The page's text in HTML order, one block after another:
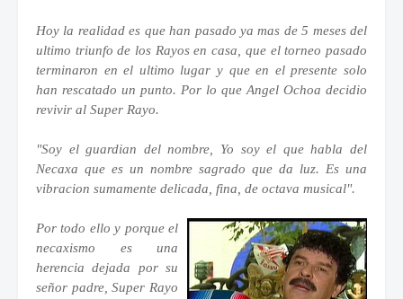
Hoy la realidad es que han pasado ya mas de 5 meses del
ultimo triunfo de los Rayos en casa, que el torneo pasado
terminaron en el ultimo lugar y que en el presente solo
han rescatado un punto. Por lo que Angel Ochoa decidio
revivir al Super Rayo.
"Soy el guardian del nombre, Yo soy el que habla del
Necaxa que es un nombre sagrado que da luz. Es una
vibracion sumamente delicada, fina, de octava musical".
Por todo ello y porque el
necaxismo es una
herencia dejada por su
señor padre, Super Rayo